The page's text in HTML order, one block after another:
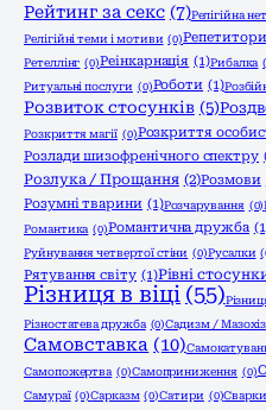
Рейтинг за секс (7)Релігійна
Релігійні теми і мотиви (0)Репетитори
Ретеллінг (0)Реінкарнація (1)Рибалка
Ритуальні послуги (0)Роботи (1)
Розвиток стосунків (5)
Розкриття магії (0)Розкриття
Розлади шизофренічного спектру
Розлука / Прощання (2)Розмови
Розумні тварини (1)Розчарування (0)
Романтика (0)Романтична дружба
Руйнування четвертої стіни (0)Русалки
Рятування світу (1)Рівні
Різниця в віці (55)
Різностатева дружба (0)Садизм /
Самовставка (10)
Самопожертва (0)Самоприниження (0)
Самураї (0)Сарказм (0)Сатири (0)